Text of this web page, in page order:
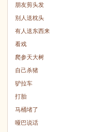
朋友剪头发
别人送枕头
有人送东西来
看戏
爬参天大树
自己杀猪
驴拉车
打胎
马桶堵了
哑巴说话